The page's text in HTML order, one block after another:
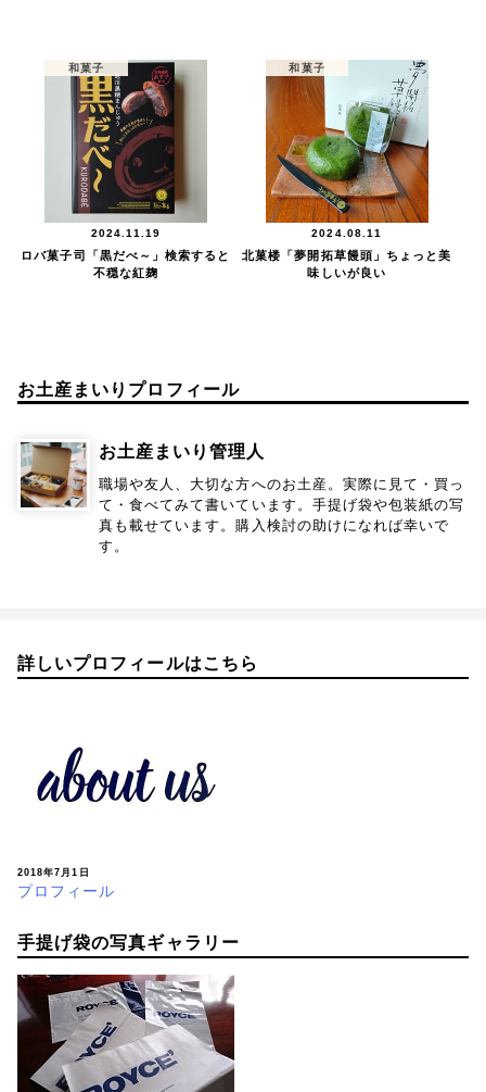
和菓子
2024.11.19
ロバ菓子司「黒だべ～」検索すると
不穏な紅麹
和菓子
2024.08.11
北菓楼「夢開拓草饅頭」ちょっと美
味しいが良い
お土産まいりプロフィール
お土産まいり管理人
職場や友人、大切な方へのお土産。実際に見て・買っ
て・食べてみて書いています。手提げ袋や包装紙の写
真も載せています。購入検討の助けになれば幸いで
す。
詳しいプロフィールはこちら
2018年7月1日
プロフィール
手提げ袋の写真ギャラリー